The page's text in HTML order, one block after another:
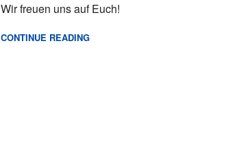
Wir freuen uns auf Euch!
CONTINUE READING